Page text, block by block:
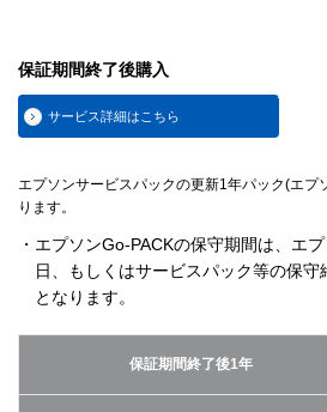
保証期間終了後購入
サービス詳細はこちら
エプソンサービスパックの更新1年パック(エプ
ります。
・エプソンGo-PACKの保守期間は、エ
日、もしくはサービスパック等の保守
となります。
保証期間終了後1年